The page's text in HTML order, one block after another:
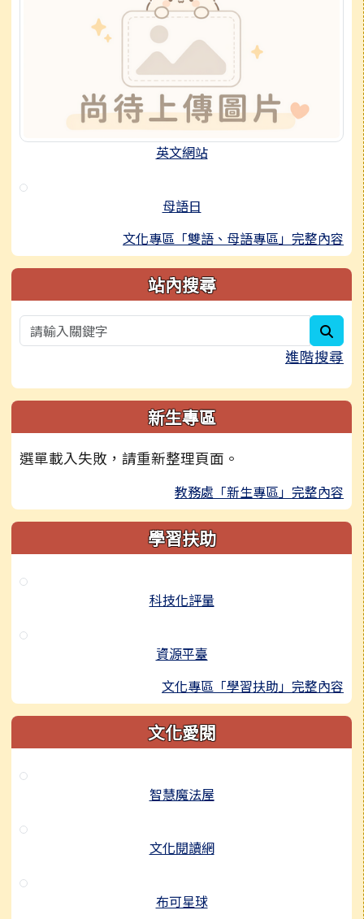
英文網站
母語日
文化專區「雙語、母語專區」完整內容
站內搜尋
進階搜尋
新生專區
選單載入失敗，請重新整理頁面。
教務處「新生專區」完整內容
學習扶助
科技化評量
資源平臺
文化專區「學習扶助」完整內容
文化愛閱
智慧魔法屋
文化閱讀網
布可星球